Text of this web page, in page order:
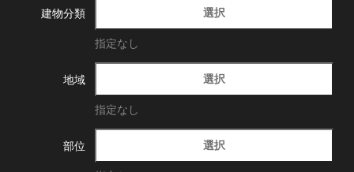
建物分類 選択
指定なし
地域 選択
指定なし
部位 選択